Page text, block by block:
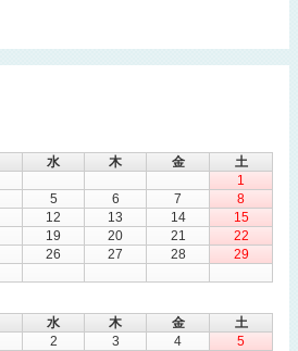
水 木 金
土
1
5 6 7
8
12 13 14
15
19 20 21
22
26 27 28
29
水 木 金
土
2 3 4
5